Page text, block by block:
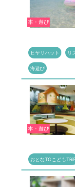
本・遊び
ヒヤリハット リ
海遊び
本・遊び
おとなTOこども